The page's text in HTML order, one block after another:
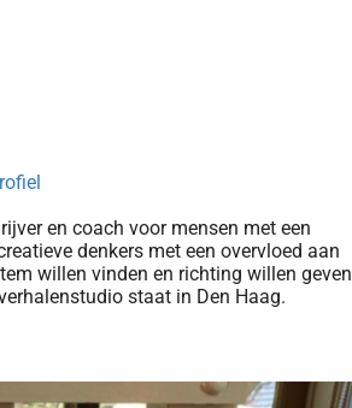
en coach voor mensen met een
denkers met een overvloed aan
willen vinden en richting willen geven
staat in Den Haag.